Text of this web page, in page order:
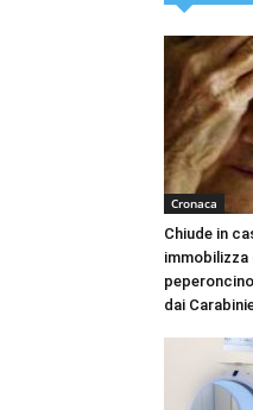
Cronaca
Chiude in
immobilizza
dai